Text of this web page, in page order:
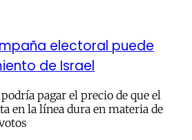
electoral puede
de Israel
pagar el precio de que el
en la línea dura en materia de